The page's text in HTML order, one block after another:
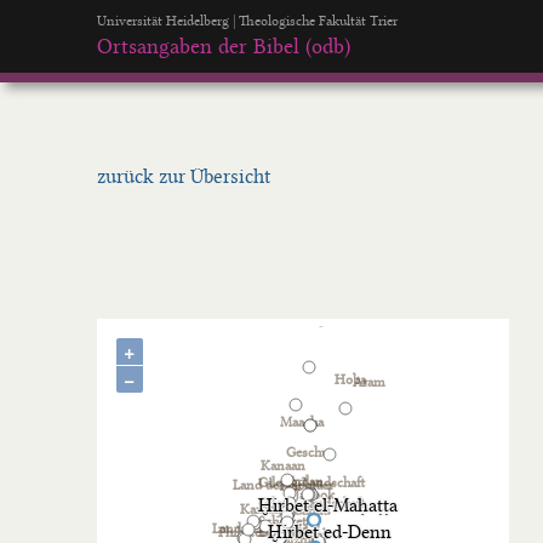
Universität Heidelberg | Theologische Fakultät Trier
Ortsangaben der Bibel (odb)
zurück zur Übersicht
+
−